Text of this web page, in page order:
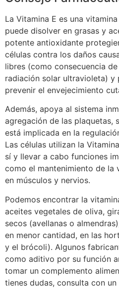
La Vitamina E es una
puede disolver en grasas y
potente antioxidante
células contra los daños
libres (como consecuencia
radiación solar ultravioleta) y
prevenir el envejecimiento
Además, apoya al sistema
agregación de las plaquetas,
está implicada en la
Las células utilizan la
sí y llevar a cabo funciones
como el mantenimiento de la
en músculos y nervios.
Podemos encontrar la
aceites vegetales de oliva,
secos (avellanas o
en menor cantidad, en las
y el brócoli). Algunos
como aditivo por su función
tomar un complemento
tienes dudas, consulta con